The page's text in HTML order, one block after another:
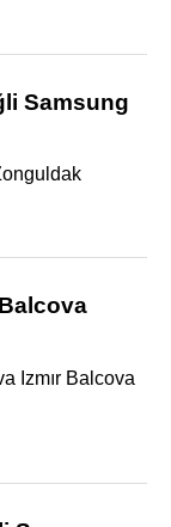
Samsung
Izmır Balcova